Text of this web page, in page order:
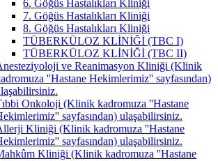
6. Göğüs Hastalıkları Kliniği
7. Göğüs Hastalıkları Kliniği
8. Göğüs Hastalıkları Kliniği
TÜBERKÜLOZ KLİNİĞİ (TBC I)
TÜBERKÜLOZ KLİNİĞİ (TBC II)
ve Reanimasyon Kliniği (Klinik
''Hastane Hekimlerimiz'' sayfasından)
Onkoloji (Klinik kadromuza ''Hastane
sayfasından) ulaşabilirsiniz.
Kliniği (Klinik kadromuza ''Hastane
sayfasından) ulaşabilirsiniz.
Kliniği (Klinik kadromuza ''Hastane